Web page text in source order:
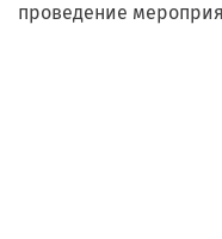
проведение